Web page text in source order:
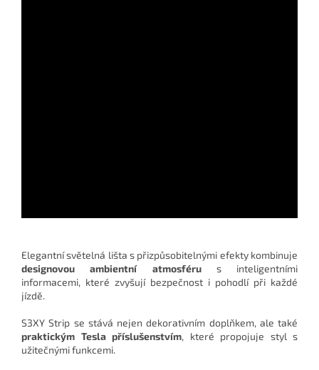
Elegantní světelná lišta s přizpůsobitelnými efekty kombinuje
designovou ambientní atmosférus inteligentními
informacemi, které zvyšují bezpečnost i pohodlí při každé
jízdě.
S3XY Strip se stává nejen dekorativním doplňkem, ale také
praktickým Tesla příslušenstvím, které propojuje styl s
užitečnými funkcemi.